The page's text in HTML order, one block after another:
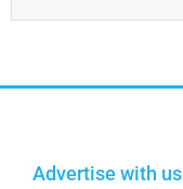
Advertise with us